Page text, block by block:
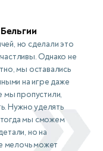
но сделали это
Однако не
мы оставались
на игре даже
мы пропустили,
Нужно уделять
мы сможем
но на
мелочь может